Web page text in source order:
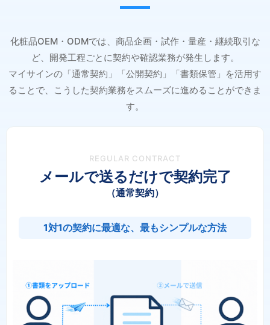
化粧品OEM・ODMでは、商品企画・試作・量産・継続取引な
ど、開発工程ごとに契約や確認業務が発生します。
マイサインの「通常契約」「公開契約」「書類保管」を活用す
ることで、こうした契約業務をスムーズに進めることができま
す。
REGULAR CONTRACT
メールで送るだけで契約完了
（通常契約）
1対1の契約に最適な、最もシンプルな方法